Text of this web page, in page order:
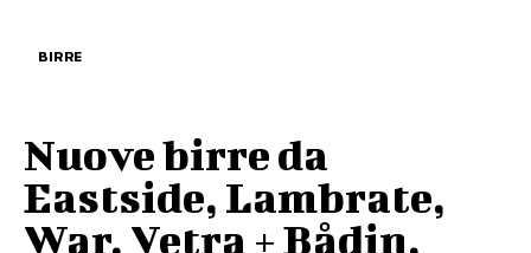
BIRRE
Nuove birre da
Eastside, Lambrate,
War, Vetra + Bådin,